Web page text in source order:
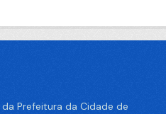
Prefeitura da Cidade de